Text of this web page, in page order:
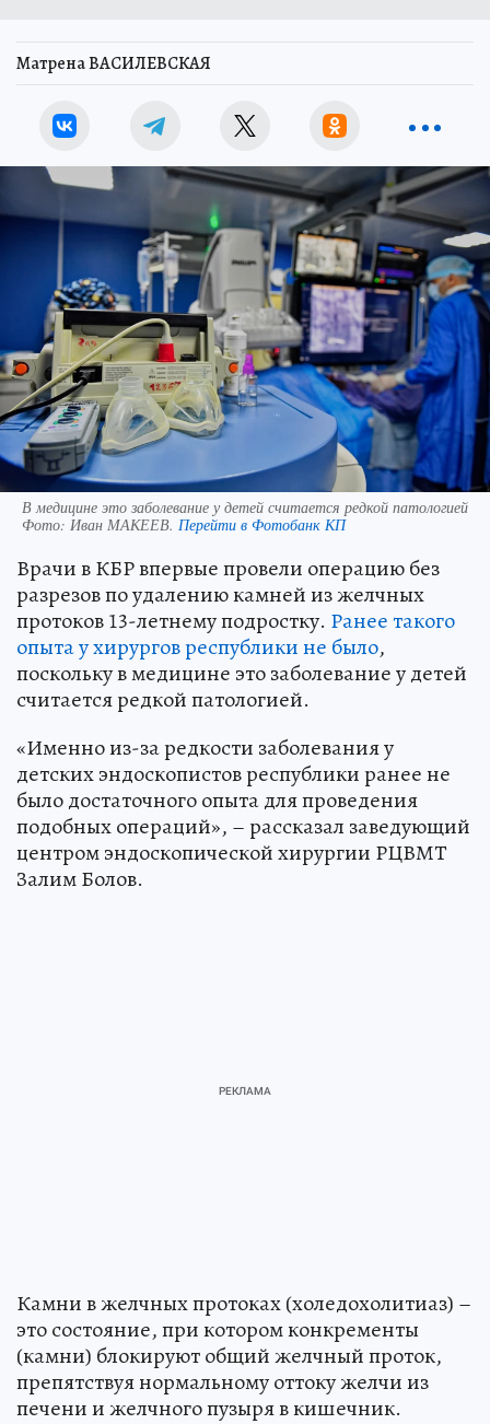
Матрена ВАСИЛЕВСКАЯ
В медицине это заболевание у детей считается редкой патологией
Фото: Иван МАКЕЕВ. Перейти в Фотобанк КП
Врачи в КБР впервые провели операцию без
разрезов по удалению камней из желчных
протоков 13-летнему подростку. Ранее такого
опыта у хирургов республики не было,
поскольку в медицине это заболевание у детей
считается редкой патологией.
«Именно из-за редкости заболевания у
детских эндоскопистов республики ранее не
было достаточного опыта для проведения
подобных операций», – рассказал заведующий
центром эндоскопической хирургии РЦВМТ
Залим Болов.
Камни в желчных протоках (холедохолитиаз) –
это состояние, при котором конкременты
(камни) блокируют общий желчный проток,
препятствуя нормальному оттоку желчи из
печени и желчного пузыря в кишечник.